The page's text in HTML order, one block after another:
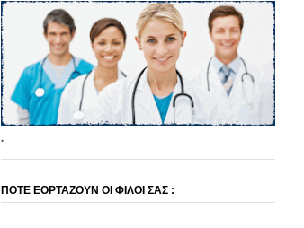
.
ΠΟΤΕ ΕΟΡΤΑΖΟΥΝ ΟΙ ΦΙΛΟΙ ΣΑΣ :